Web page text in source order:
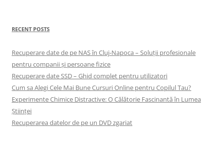
RECENT POSTS
Recuperare date de pe NAS în Cluj-Napoca – Soluții profesionale
pentru companii și persoane fizice
Recuperare date SSD – Ghid complet pentru utilizatori
Cum sa Alegi Cele Mai Bune Cursuri Online pentru Copilul Tau?
Experimente Chimice Distractive: O Călătorie Fascinantă în Lumea
Științei
Recuperarea datelor de pe un DVD zgariat